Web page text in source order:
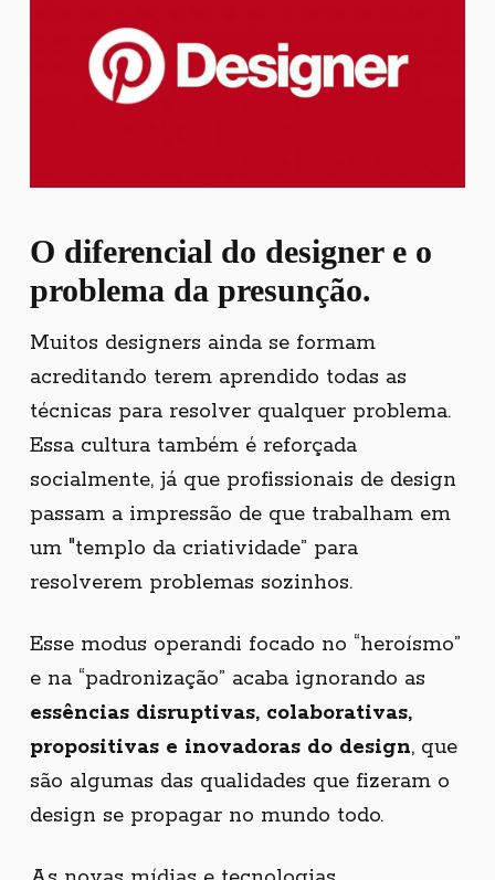
O diferencial do designer e o
problema da presunção.
Muitos designers ainda se formam
acreditando terem aprendido todas as
técnicas para resolver qualquer problema.
Essa cultura também é reforçada
socialmente, já que profissionais de design
passam a impressão de que trabalham em
um "templo da criatividade” para
resolverem problemas sozinhos.
Esse modus operandi focado no “heroísmo”
e na “padronização” acaba ignorando as
essências disruptivas, colaborativas,
propositivas e inovadoras do design, que
são algumas das qualidades que fizeram o
design se propagar no mundo todo.
Copyright © 2026 Primata Criativo.